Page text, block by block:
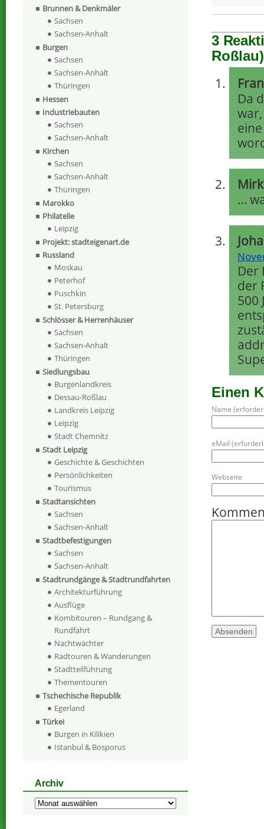
3
Da
…
Der
der
500
Einen
Name
eMail
Webseite
Brunnen & Denkmäler
Sachsen
Sachsen-Anhalt
Burgen
Sachsen
Sachsen-Anhalt
Thüringen
Hessen
Industriebauten
Sachsen
Sachsen-Anhalt
Kirchen
Sachsen
Sachsen-Anhalt
Thüringen
Marokko
Philatelie
Leipzig
Projekt: stadteigenart.de
Russland
Moskau
Peterhof
Puschkin
St. Petersburg
Schlösser & Herrenhäuser
Sachsen
Sachsen-Anhalt
Thüringen
Siedlungsbau
Burgenlandkreis
Dessau-Roßlau
Landkreis Leipzig
Leipzig
Stadt Chemnitz
Stadt Leipzig
Geschichte & Geschichten
Persönlichkeiten
Tourismus
Stadtansichten
Sachsen
Sachsen-Anhalt
Stadtbefestigungen
Sachsen
Sachsen-Anhalt
Stadtrundgänge & Stadtrundfahrten
Architekturführung
Ausflüge
Kombitouren – Rundgang &
Rundfahrt
Nachtwächter
Radtouren & Wanderungen
Stadtteilführung
Thementouren
Tschechische Republik
Egerland
Türkei
Burgen in Kilikien
Istanbul & Bosporus
Archiv
Archiv